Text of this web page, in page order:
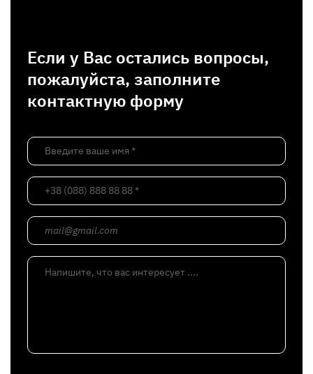
Если у Вас остались вопросы,
пожалуйста, заполните
контактную форму
Введите ваше имя *
+38 (088) 888 88 88 *
mail@gmail.com
Напишите, что вас интересует ....